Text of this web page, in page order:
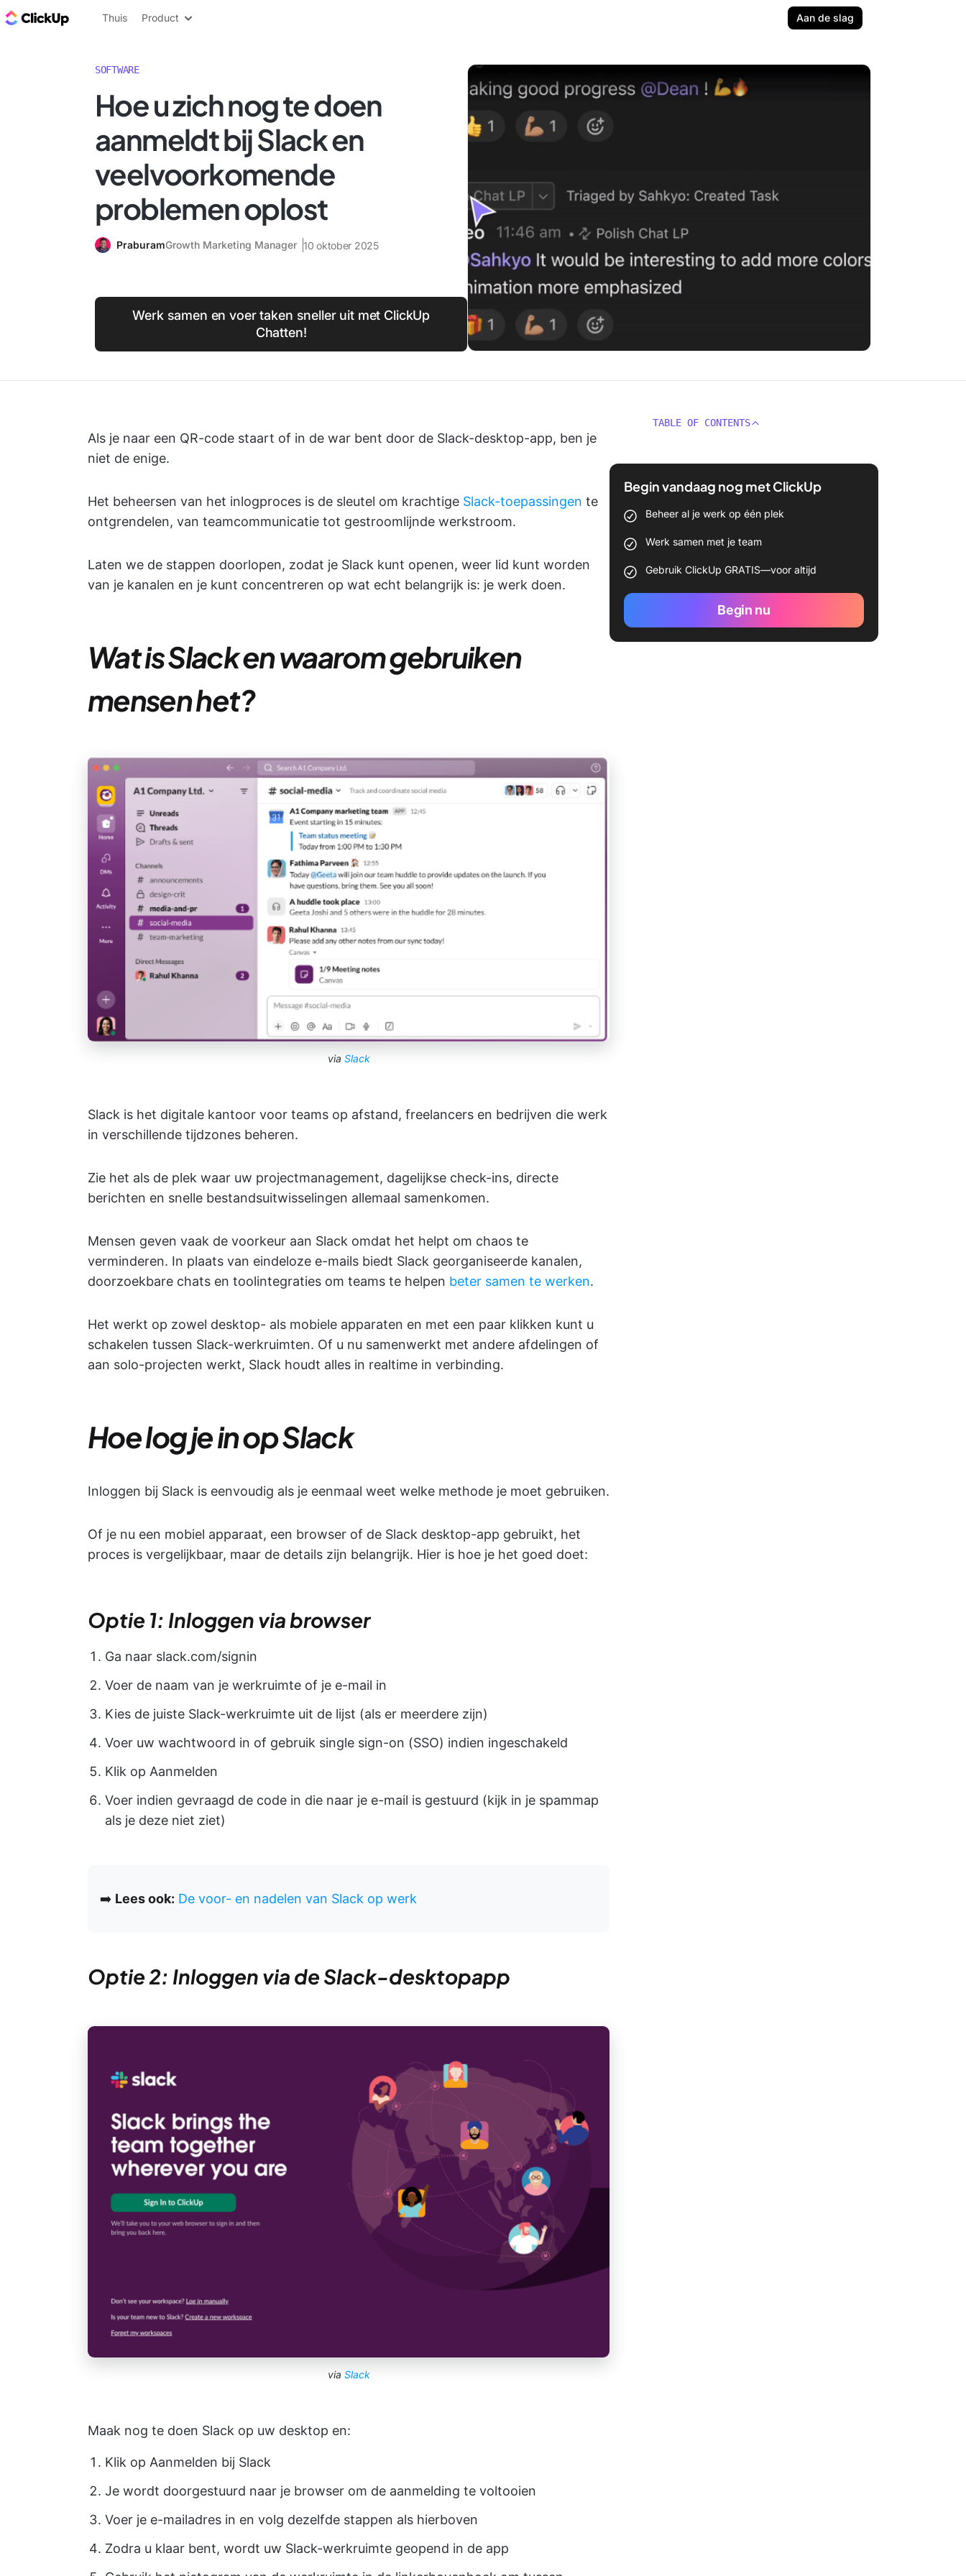
ClickUp Blog
Thuis Product Aan de slag
SOFTWARE
Hoe u zich nog te doen
aanmeldt bij Slack en
veelvoorkomende
problemen oplost
PraburamGrowth Marketing Manager 10 oktober 2025
Werk samen en voer taken sneller uit met ClickUp
Chatten!
Als je naar een QR-code staart of in de war bent door de Slack-desktop-app, ben je
niet de enige.
Het beheersen van het inlogproces is de sleutel om krachtige Slack-toepassingen te
ontgrendelen, van teamcommunicatie tot gestroomlijnde werkstroom.
Laten we de stappen doorlopen, zodat je Slack kunt openen, weer lid kunt worden
van je kanalen en je kunt concentreren op wat echt belangrijk is: je werk doen.
Wat is Slack en waarom gebruiken
mensen het?
via Slack
Slack is het digitale kantoor voor teams op afstand, freelancers en bedrijven die werk
in verschillende tijdzones beheren.
Zie het als de plek waar uw projectmanagement, dagelijkse check-ins, directe
berichten en snelle bestandsuitwisselingen allemaal samenkomen.
Mensen geven vaak de voorkeur aan Slack omdat het helpt om chaos te
verminderen. In plaats van eindeloze e-mails biedt Slack georganiseerde kanalen,
doorzoekbare chats en toolintegraties om teams te helpen beter samen te werken.
Het werkt op zowel desktop- als mobiele apparaten en met een paar klikken kunt u
schakelen tussen Slack-werkruimten. Of u nu samenwerkt met andere afdelingen of
aan solo-projecten werkt, Slack houdt alles in realtime in verbinding.
Hoe log je in op Slack
Inloggen bij Slack is eenvoudig als je eenmaal weet welke methode je moet gebruiken.
Of je nu een mobiel apparaat, een browser of de Slack desktop-app gebruikt, het
proces is vergelijkbaar, maar de details zijn belangrijk. Hier is hoe je het goed doet:
Optie 1: Inloggen via browser
Ga naar slack.com/signin
Voer de naam van je werkruimte of je e-mail in
Kies de juiste Slack-werkruimte uit de lijst (als er meerdere zijn)
Voer uw wachtwoord in of gebruik single sign-on (SSO) indien ingeschakeld
Klik op Aanmelden
Voer indien gevraagd de code in die naar je e-mail is gestuurd (kijk in je spammap
als je deze niet ziet)
➡️ Lees ook: De voor- en nadelen van Slack op werk
Optie 2: Inloggen via de Slack-desktopapp
via Slack
Maak nog te doen Slack op uw desktop en:
Klik op Aanmelden bij Slack
Je wordt doorgestuurd naar je browser om de aanmelding te voltooien
Voer je e-mailadres in en volg dezelfde stappen als hierboven
Zodra u klaar bent, wordt uw Slack-werkruimte geopend in de app
TABLE OF CONTENTS
Begin vandaag nog met ClickUp
Beheer al je werk op één plek
Werk samen met je team
Gebruik ClickUp GRATIS—voor altijd
Begin nu